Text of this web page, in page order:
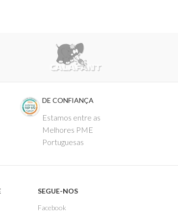
DE CONFIANÇA
Estamos entre as
Melhores PME
Portuguesas
SEGUE-NOS
Facebook